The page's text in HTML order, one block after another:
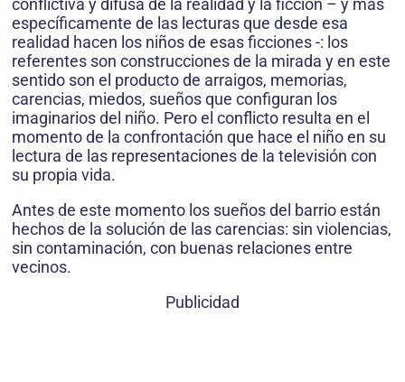
conflictiva y difusa de la realidad y la ficción – y más
específicamente de las lecturas que desde esa
realidad hacen los niños de esas ficciones -: los
referentes son construcciones de la mirada y en este
sentido son el producto de arraigos, memorias,
carencias, miedos, sueños que configuran los
imaginarios del niño. Pero el conflicto resulta en el
momento de la confrontación que hace el niño en su
lectura de las representaciones de la televisión con
su propia vida.
Antes de este momento los sueños del barrio están
hechos de la solución de las carencias: sin violencias,
sin contaminación, con buenas relaciones entre
vecinos.
Publicidad